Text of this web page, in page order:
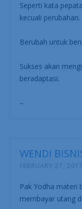
Seperti kata
kecuali perubahan.
Berubah untuk
Sukses akan
beradaptasi.
–
WENDI
FEBRUARY 27,
Pak Yodha materi
membayar utang